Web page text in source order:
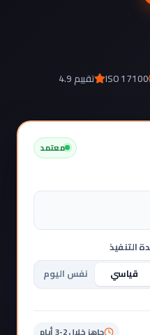
ISO 17100 تقييم 4.9
معتمد
التنفيذ
قياسي نفس اليوم
جاهز خلال 2-3 أيام